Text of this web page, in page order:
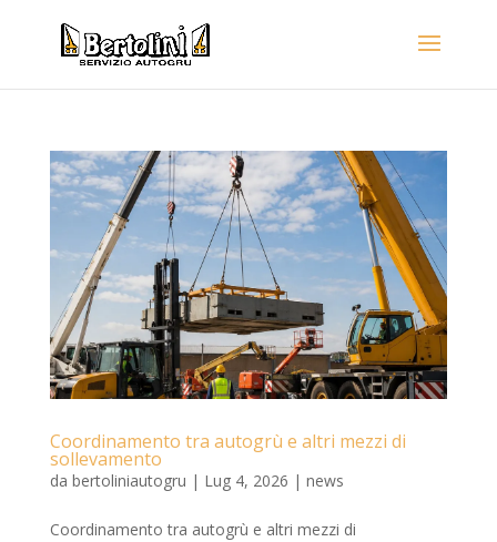
Coordinamento tra autogrù e altri mezzi di
sollevamento
da bertoliniautogru | Lug 4, 2026 | news
Coordinamento tra autogrù e altri mezzi di